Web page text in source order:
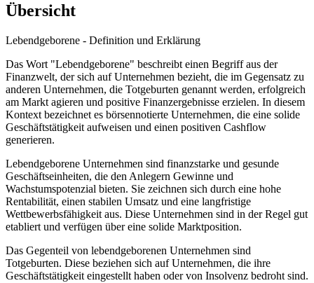
Übersicht
Lebendgeborene - Definition und Erklärung
Das Wort "Lebendgeborene" beschreibt einen Begriff aus der
Finanzwelt, der sich auf Unternehmen bezieht, die im Gegensatz zu
anderen Unternehmen, die Totgeburten genannt werden, erfolgreich
am Markt agieren und positive Finanzergebnisse erzielen. In diesem
Kontext bezeichnet es börsennotierte Unternehmen, die eine solide
Geschäftstätigkeit aufweisen und einen positiven Cashflow
generieren.
Lebendgeborene Unternehmen sind finanzstarke und gesunde
Geschäftseinheiten, die den Anlegern Gewinne und
Wachstumspotenzial bieten. Sie zeichnen sich durch eine hohe
Rentabilität, einen stabilen Umsatz und eine langfristige
Wettbewerbsfähigkeit aus. Diese Unternehmen sind in der Regel gut
etabliert und verfügen über eine solide Marktposition.
Das Gegenteil von lebendgeborenen Unternehmen sind
Totgeburten. Diese beziehen sich auf Unternehmen, die ihre
Geschäftstätigkeit eingestellt haben oder von Insolvenz bedroht sind.